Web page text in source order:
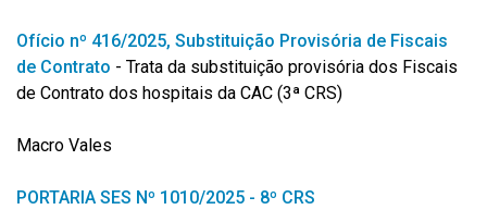
Ofício nº 416/2025, Substituição Provisória de Fiscais
de Contrato - Trata da substituição provisória dos Fiscais
de Contrato dos hospitais da CAC (3ª CRS)
Macro Vales
PORTARIA SES Nº 1010/2025 - 8º CRS